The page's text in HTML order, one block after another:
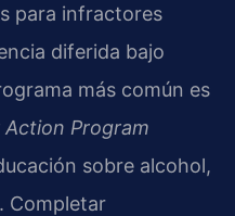
para infractores
diferida bajo
más común es
Program
sobre alcohol,
Completar